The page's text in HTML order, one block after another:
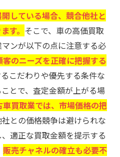
している場合、競合他社と
す。 そこで、車の高価買取
ンが以下の点に注意する必
客のニーズを正確に把握する
こだわりや優先する条件な
とで、査定金額が上がる場
車買取業では、市場価格の把
との価格競争は避けられな
適正な買取金額を提示する
販売チャネルの確立も必要不